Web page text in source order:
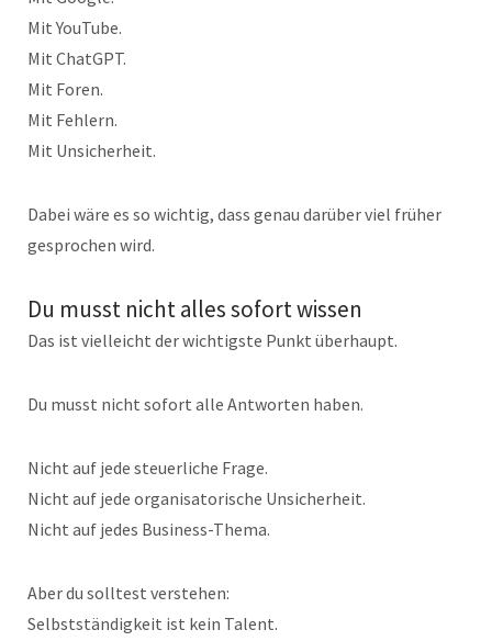
Mit YouTube.
Mit ChatGPT.
Mit Foren.
Mit Fehlern.
Mit Unsicherheit.
Dabei wäre es so wichtig, dass genau darüber viel früher
gesprochen wird.
Du musst nicht alles sofort wissen
Das ist vielleicht der wichtigste Punkt überhaupt.
Du musst nicht sofort alle Antworten haben.
Nicht auf jede steuerliche Frage.
Nicht auf jede organisatorische Unsicherheit.
Nicht auf jedes Business-Thema.
Aber du solltest verstehen:
Selbstständigkeit ist kein Talent.